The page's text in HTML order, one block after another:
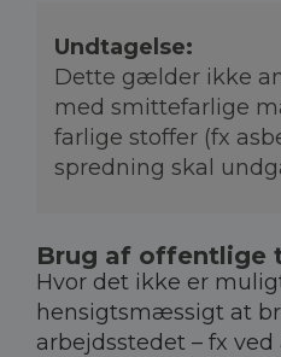
Undtagelse:
Dette gælder ikke
med smittefarlige
farlige stoffer (fx
spredning skal
Brug af offentlige
Hvor det ikke er
hensigtsmæssigt at
arbejdsstedet – fx